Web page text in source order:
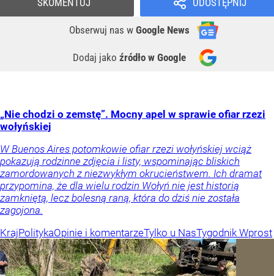
UDOSTĘPNIJ
Obserwuj nas w Google News
Dodaj jako źródło w Google
SKOMENTUJ
„Nie chodzi o zemstę”. Mocny apel w sprawie ofiar rzezi
wołyńskiej
W Buenos Aires potomkowie ofiar rzezi wołyńskiej wciąż
pokazują rodzinne zdjęcia i listy, wspominając bliskich
zamordowanych z niezwykłym okrucieństwem. Ich dramat
przypomina, że dla wielu rodzin Wołyń nie jest historią
zamkniętą, lecz bolesną raną, która do dziś nie została
zagojona.
KrajPolitykaOpinie i komentarzeTylko u NasTygodnik Wprost